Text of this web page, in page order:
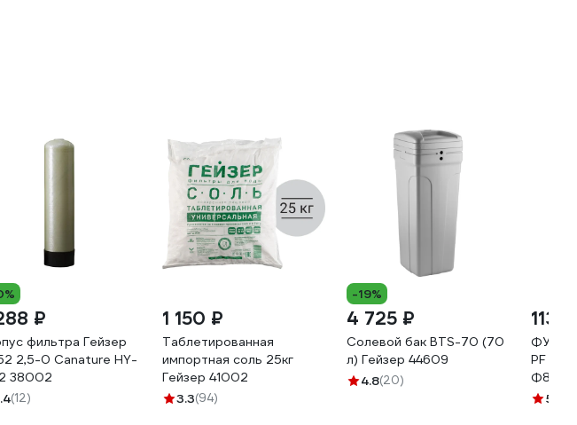
₽
фильтра Гейзер
2,5-0 Canature HY-
38002
(12)
1 150 ₽
Таблетированная
импортная соль 25кг
Гейзер 41002
3.3(94)
-19%
4 725 ₽
Солевой бак BTS-70 (70
л) Гейзер 44609
4.8(20)
113 ₽
ФУМ
PF
Ф85
15м PF
5